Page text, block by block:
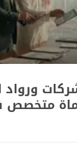
ورواد